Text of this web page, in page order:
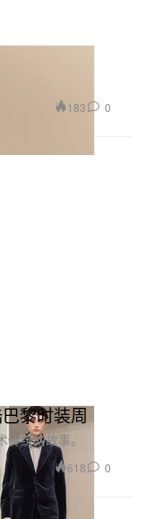
183 0
黎时装周
统的故事。
618 0